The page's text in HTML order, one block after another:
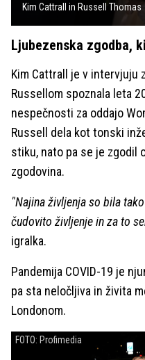
Kim Cattrall in Russell Thomas
Ljubezenska zgodba,
Kim Cattrall je v intervjuju
Russellom spoznala leta
nespečnosti za oddajo
Russell dela kot tonski
stiku, nato pa se je zgodil
zgodovina.
"Najina življenja so bila
čudovito življenje in za to
igralka.
Pandemija COVID-19 je
pa sta neločljiva in živita
Londonom.
FOTO: Profimedia